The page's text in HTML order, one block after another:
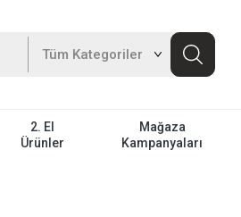
2. El
Ürünler
Mağaza
Kampanyaları